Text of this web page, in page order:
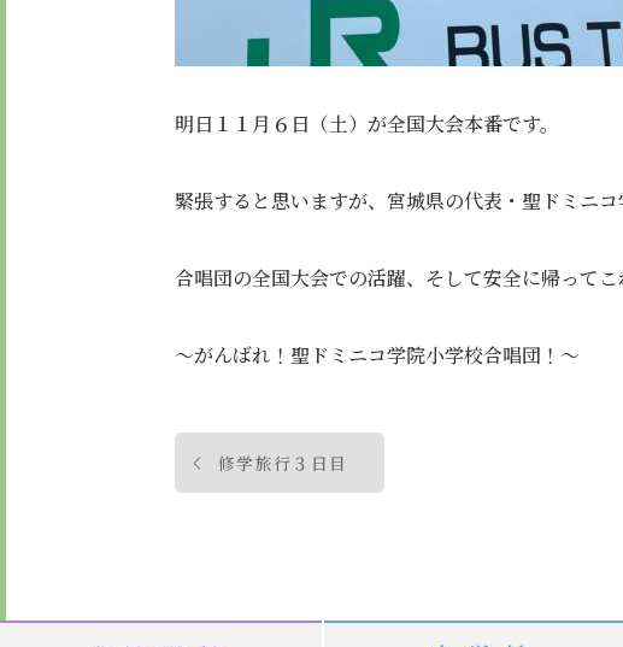
明日１１月６日（土）が全国大会本番です。
緊張すると思いますが、宮城県の代表・聖ドミニ
合唱団の全国大会での活躍、そして安全に帰って
～がんばれ！聖ドミニコ学院小学校合唱団！～
投
稿
修学旅行３日目